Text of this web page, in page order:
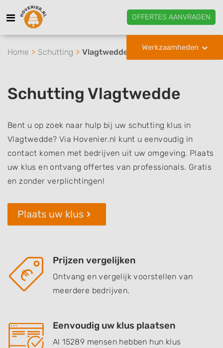
OFFERTES AANVRAGEN
Werkzaamheden
Home Schutting Vlagtwedde
Schutting Vlagtwedde
Bent u op zoek naar hulp bij uw schutting klus in
Vlagtwedde? Via Hovenier.nl kunt u eenvoudig in
contact komen met bedrijven uit uw omgeving. Plaats
uw klus en ontvang offertes van professionals. Gratis
en zonder verplichtingen!
Plaats uw klus
Prijzen vergelijken
Ontvang en vergelijk voorstellen van
meerdere bedrijven.
Eenvoudig uw klus plaatsen
Al 15289 mensen hebben hun klus